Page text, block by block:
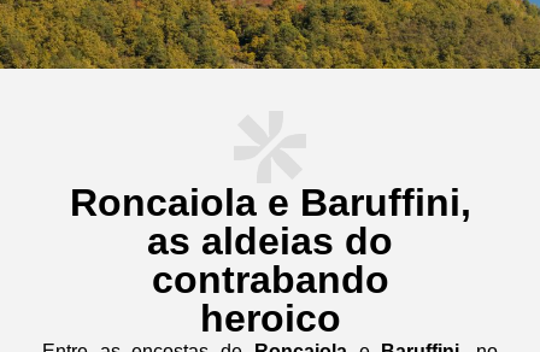
Roncaiola e Baruffini,
as aldeias do
contrabando
heroico